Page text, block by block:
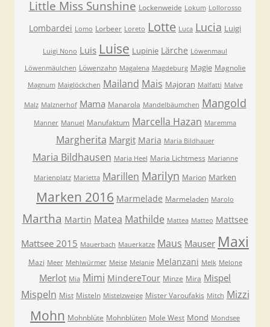
Little Miss Sunshine Lockenweide Lokum Lollorosso
Lombardei Lomo Lorbeer Loreto Lotte Luca Lucia Luigi
Luigi Nono Luis Luise Lupinie Lärche Löwenmaul
Löwenmäulchen Löwenzahn Magalena Magdeburg Magie Magnolie
Magnum Maiglöckchen Mailand Mais Majoran Malfatti Malve
Malz Malznerhof Mama Manarola Mandelbäumchen Mangold
Manner Manuel Manufaktum Marcella Hazan Maremma
Margherita Margit Maria Maria Bildhauer
Maria Bildhausen Maria Heel Maria Lichtmess Marianne
Marienplatz Marietta Marillen Marilyn Marion Marken
Marken 2016 Marmelade Marmeladen Marolo
Martha Martin Matea Mathilde Mattea Matteo Mattsee
Mattsee 2015 Mauerbach Mauerkatze Maus Mauser Maxi
Mazi Meer Mehlwürmer Meise Melanie Melanzani Melk Melone
Merlot Mia Mimi MindereTour Minze Mira Mispel
Mispeln Mist Misteln Mistelzweige Mister Varoufakis Mitch Mizzi
Mohn Mohnblüte Mohnblüten Mole West Mond Mondsee